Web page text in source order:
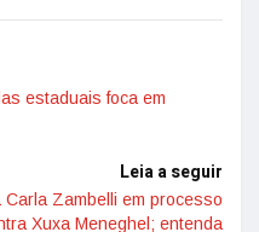
estaduais foca em
Leia a seguir
Zambelli em processo
Xuxa Meneghel; entenda